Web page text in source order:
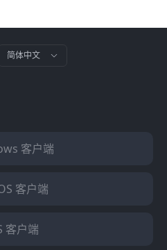
简体中文
客户端
客户端
客户端